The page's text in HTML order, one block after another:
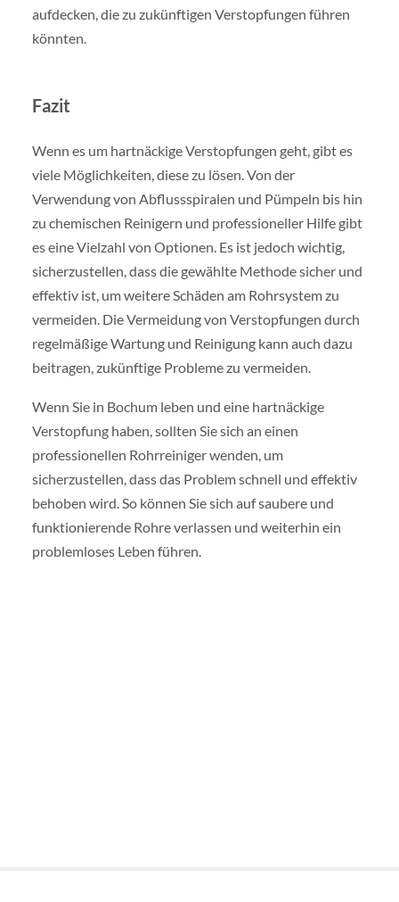
aufdecken, die zu zukünftigen Verstopfungen führen
könnten.
Fazit
Wenn es um hartnäckige Verstopfungen geht, gibt es
viele Möglichkeiten, diese zu lösen. Von der
Verwendung von Abflussspiralen und Pümpeln bis hin
zu chemischen Reinigern und professioneller Hilfe gibt
es eine Vielzahl von Optionen. Es ist jedoch wichtig,
sicherzustellen, dass die gewählte Methode sicher und
effektiv ist, um weitere Schäden am Rohrsystem zu
vermeiden. Die Vermeidung von Verstopfungen durch
regelmäßige Wartung und Reinigung kann auch dazu
beitragen, zukünftige Probleme zu vermeiden.
Wenn Sie in Bochum leben und eine hartnäckige
Verstopfung haben, sollten Sie sich an einen
professionellen Rohrreiniger wenden, um
sicherzustellen, dass das Problem schnell und effektiv
behoben wird. So können Sie sich auf saubere und
funktionierende Rohre verlassen und weiterhin ein
problemloses Leben führen.